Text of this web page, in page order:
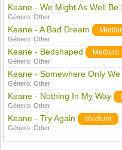
Keane - We Might As Well Be
Género:Other
Keane - A Bad Dream
Género:Other
Keane - Bedshaped Medium
Género:Other
Keane - Somewhere Only We
Género:Other
Keane - Nothing In My Way
Género:Other
Keane - Try Again Medium
Género:Other